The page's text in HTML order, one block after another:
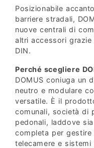
Posizionabile
barriere stradali,
nuove centrali di
altri accessori
DIN.
Perché scegliere
DOMUS coniuga un
neutro e modulare
versatile. È il
comunali, società di
pedonali, laddove
completa per
telecamere e